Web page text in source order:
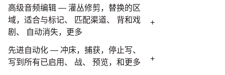
高级音频编辑 — 灌丛修剪，替换的区
域，适合与标记、 匹配渠道、 背和戏
剧、 自动消失，更多
+
先进自动化 — 冲床，捕获，停止写、
写到所有已启用、 战、 预览，和更多
+